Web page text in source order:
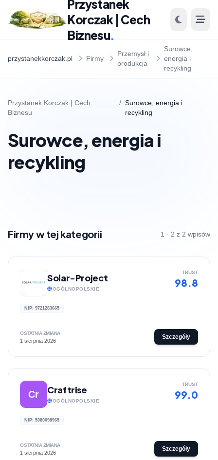
Przystanek
Korczak | Cech
Biznesu.
przystanekkorczak.pl Firmy
Przemysł i
produkcja
Surowce,
energia i
recykling
Przystanek Korczak | Cech
Biznesu
/ Surowce, energia i
recykling
Surowce, energia i
recykling
Firmy w tej kategorii 1 - 2 z 2 wpisów
Solar-Project
OGÓLNOPOLSKIE
TRUST
98.8
NIP: 9721283665
OSTATNIA ZMIANA
1 sierpnia 2026
Szczegóły
Cr Craftrise
OGÓLNOPOLSKIE
TRUST
99.0
NIP: 5080098965
OSTATNIA ZMIANA
1 sierpnia 2026
Szczegóły